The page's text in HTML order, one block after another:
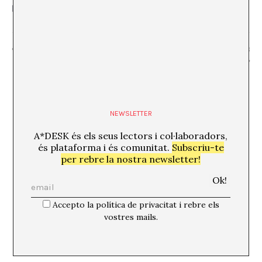
Barcelona
Mercat del Film_ volum 13
NEWSLETTER
A*DESK és els seus lectors i col·laboradors,
és plataforma i és comunitat. Subscriu-te
per rebre la nostra newsletter!
Accepto la política de privacitat i rebre els
vostres mails.